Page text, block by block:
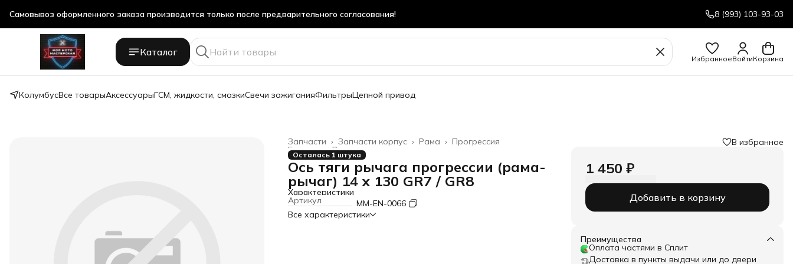
Самовывоз оформленного заказа производится только после предварительного согласования!
Самовывоз оформленного заказа производится только после предварительного согласования!
8 (993) 103-93-03
Каталог
ИзбранноеВойтиКорзина
КолумбусВсе товарыАксессуарыГСМ, жидкости, смазкиСвечи зажиганияФильтрыЦепной привод
Прогрессия
Рама ›
Запчасти корпус ›
Запчасти ›
Все товары
Главная ›
Осталась 1 штука
Ось тяги рычага прогрессии (рама-
рычаг) 14 x 130 GR7 / GR8
Характеристики
Артикул
MM-EN-0066
Все характеристики
В избранное
1 450 ₽
Добавить в корзину
Преимущества
Оплата частями в Сплит
Доставка в пункты выдачи или до двери